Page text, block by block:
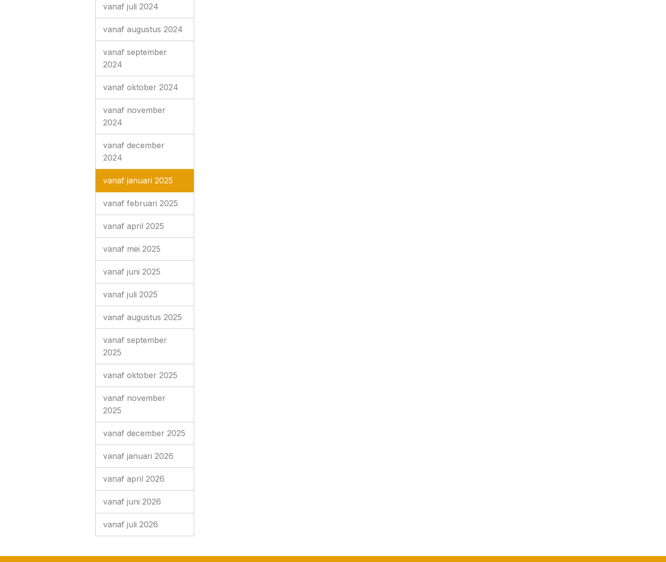
vanaf juli 2024
vanaf augustus 2024
vanaf september
2024
vanaf oktober 2024
vanaf november
2024
vanaf december
2024
vanaf januari 2025
vanaf februari 2025
vanaf april 2025
vanaf mei 2025
vanaf juni 2025
vanaf juli 2025
vanaf augustus 2025
vanaf september
2025
vanaf oktober 2025
vanaf november
2025
vanaf december 2025
vanaf januari 2026
vanaf april 2026
vanaf juni 2026
vanaf juli 2026